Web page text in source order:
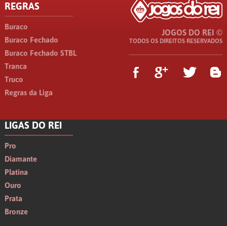
REGRAS
Buraco
Buraco Fechado
Buraco Fechado STBL
Tranca
Truco
Regras da Liga
LIGAS DO REI
Pro
Diamante
Platina
Ouro
Prata
Bronze
JOGOS DO REI ©
TODOS OS DIREITOS RESERVADOS